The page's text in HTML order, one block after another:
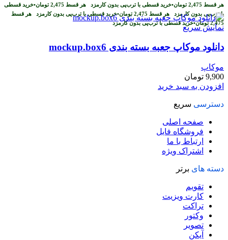
هر قسط 2,475 تومان•خرید قسطی با ترب‌پی بدون کارمزد هر قسط 2,475 تومان•خرید قسطی
با ترب‌پی بدون کارمزد هر قسط 2,475 تومان•خرید قسطی با ترب‌پی بدون کارمزد هر قسط
2,475 تومان•خرید قسطی با ترب‌پی بدون کارمزدنمایش سریع
دانلود موکاپ جعبه بسته بندی mockup.box6
موکاپ
9,900 تومان
افزودن به سبد خرید
دسترسی سریع
صفحه اصلی
فروشگاه فایل
ارتباط با ما
اشتراک ویژه
دسته های برتر
تقویم
کارت ویزیت
تراکت
وکتور
تصویر
آیکن